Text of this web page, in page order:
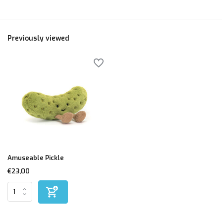
Previously viewed
Amuseable Pickle
€23,00